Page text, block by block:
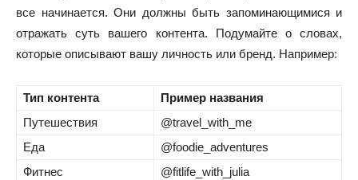
все начинается. Они должны быть запоминающимися и
отражать суть вашего контента. Подумайте о словах,
которые описывают вашу личность или бренд. Например:
Тип контента
Пример названия
Путешествия
@travel_with_me
Еда
@foodie_adventures
Фитнес
@fitlife_with_julia